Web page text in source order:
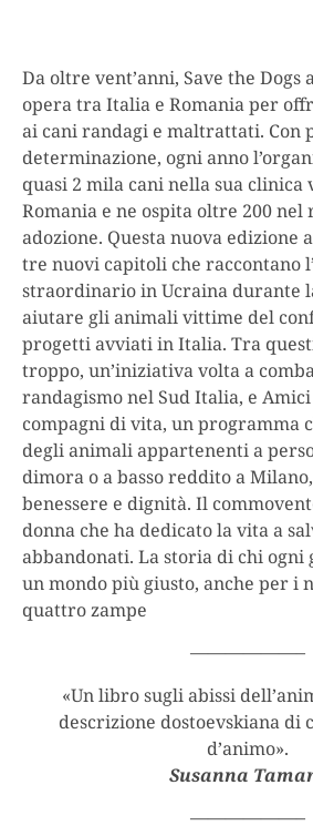
Da oltre vent’anni, Save the
opera tra Italia e Romania per
ai cani randagi e maltrattati. Con
determinazione, ogni anno
quasi 2 mila cani nella sua
Romania e ne ospita oltre 200
adozione. Questa nuova edizione
tre nuovi capitoli che raccontano
straordinario in Ucraina durante
aiutare gli animali vittime del
progetti avviati in Italia. Tra
troppo, un’iniziativa volta a
randagismo nel Sud Italia, e
compagni di vita, un programma
degli animali appartenenti a
dimora o a basso reddito a
benessere e dignità. Il
donna che ha dedicato la vita a
abbandonati. La storia di chi ogni
un mondo più giusto, anche per i
quattro zampe
——————–
«Un libro sugli abissi
descrizione dostoevskiana di
d’animo».
Susanna
——————–